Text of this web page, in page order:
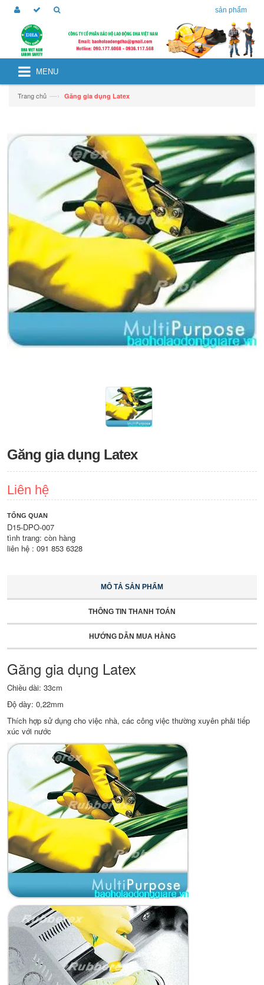
sản phẩm
MENU
Trang chủ —› Găng gia dụng Latex
Găng gia dụng Latex
Liên hệ
TỔNG QUAN
D15-DPO-007
tình trang: còn hàng
liên hệ : 091 853 6328
MÔ TẢ SẢN PHẨM
THÔNG TIN THANH TOÁN
HƯỚNG DẪN MUA HÀNG
Găng gia dụng Latex
Chiều dài: 33cm
Độ dày: 0,22mm
Thích hợp sử dụng cho việc nhà, các công việc thường xuyên phải tiếp
xúc với nước